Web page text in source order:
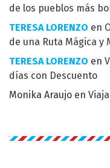
de los pueblos más
TERESA LORENZO en
de una Ruta Mágica y
TERESA LORENZO en
días con Descuento
Monika Araujo en